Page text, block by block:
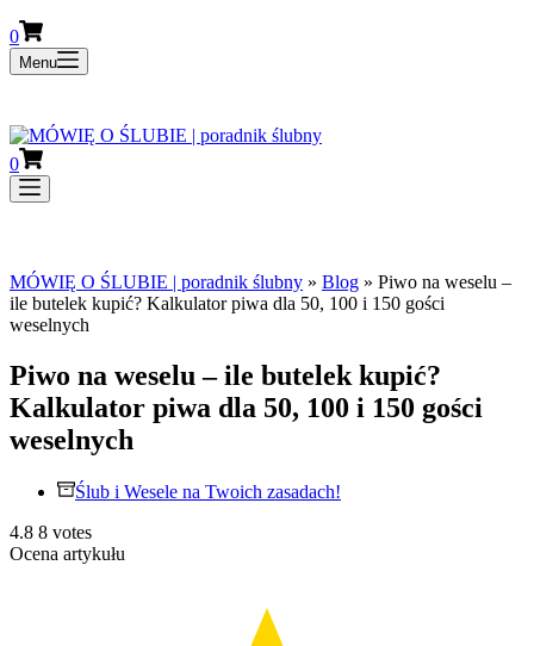
Koszyk
0
Menu
Koszyk
0
MÓWIĘ O ŚLUBIE | poradnik ślubny » Blog » Piwo na weselu –
ile butelek kupić? Kalkulator piwa dla 50, 100 i 150 gości
weselnych
Piwo na weselu – ile butelek kupić?
Kalkulator piwa dla 50, 100 i 150 gości
weselnych
Ślub i Wesele na Twoich zasadach!
4.8 8 votes
Ocena artykułu